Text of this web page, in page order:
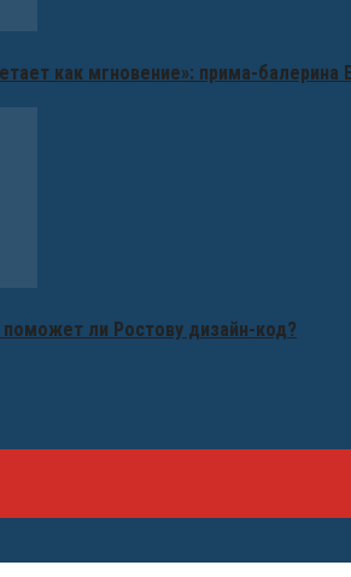
как мгновение»: прима-балерина
поможет ли Ростову дизайн-код?